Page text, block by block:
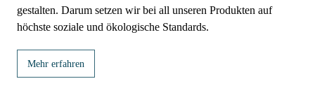
gestalten. Darum setzen wir bei all unseren Produkten auf
höchste soziale und ökologische Standards.
Mehr erfahren